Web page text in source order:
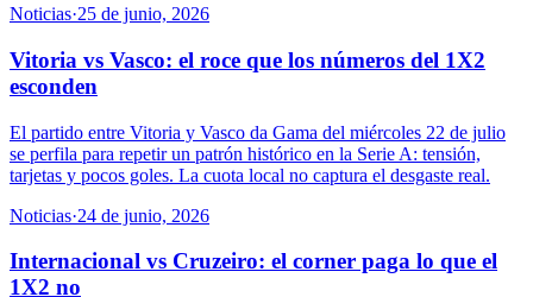
Noticias·25 de junio, 2026
Vitoria vs Vasco: el roce que los números del 1X2
esconden
El partido entre Vitoria y Vasco da Gama del miércoles 22 de julio
se perfila para repetir un patrón histórico en la Serie A: tensión,
tarjetas y pocos goles. La cuota local no captura el desgaste real.
Noticias·24 de junio, 2026
Internacional vs Cruzeiro: el corner paga lo que el
1X2 no